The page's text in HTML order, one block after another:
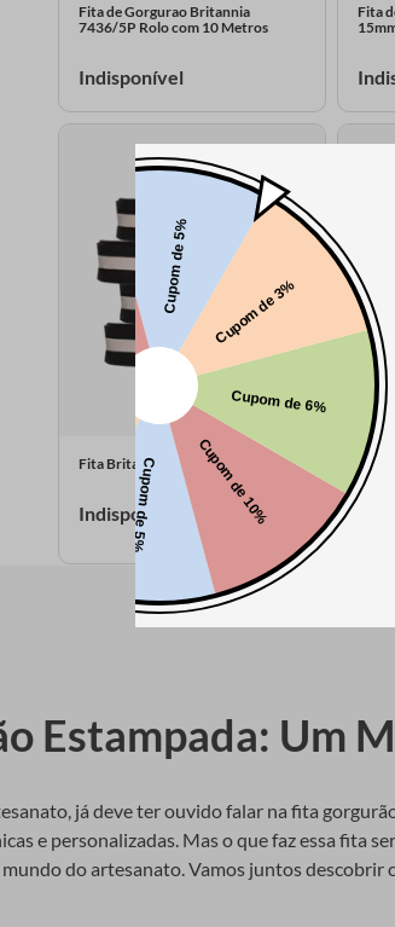
Fita de Gorgurao Britannia
7436/5P Rolo com 10 Metros
Indisponível
Fita
Fita Britannia 7455/1 10 Metros
Indisponível
Fita
Estampada: Um
já deve ter ouvido falar na fita
e personalizadas. Mas o que faz essa fita
do artesanato. Vamos juntos